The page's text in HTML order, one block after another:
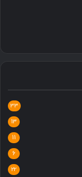
33
13
11
6
22